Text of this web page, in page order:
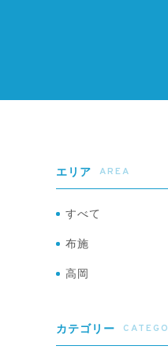
エリア AREA
すべて
布施
高岡
カテゴリー